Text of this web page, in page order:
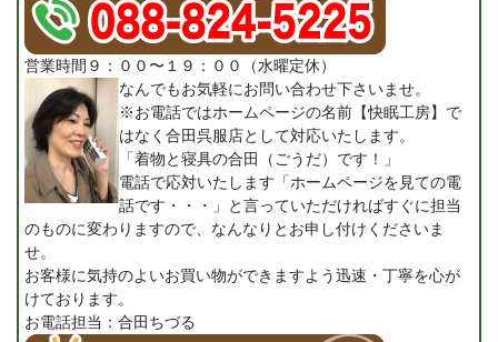
営業時間９：００〜１９：００（水曜定休）
なんでもお気軽にお問い合わせ下さいませ。
※お電話ではホームページの名前【快眠工房】で
はなく合田呉服店として対応いたします。
「着物と寝具の合田（ごうだ）です！」
電話で応対いたします「ホームページを見ての電
話です・・・」と言っていただければすぐに担当
のものに変わりますので、なんなりとお申し付けくださいま
せ。
お客様に気持のよいお買い物ができますよう迅速・丁寧を心が
けております。
お電話担当：合田ちづる